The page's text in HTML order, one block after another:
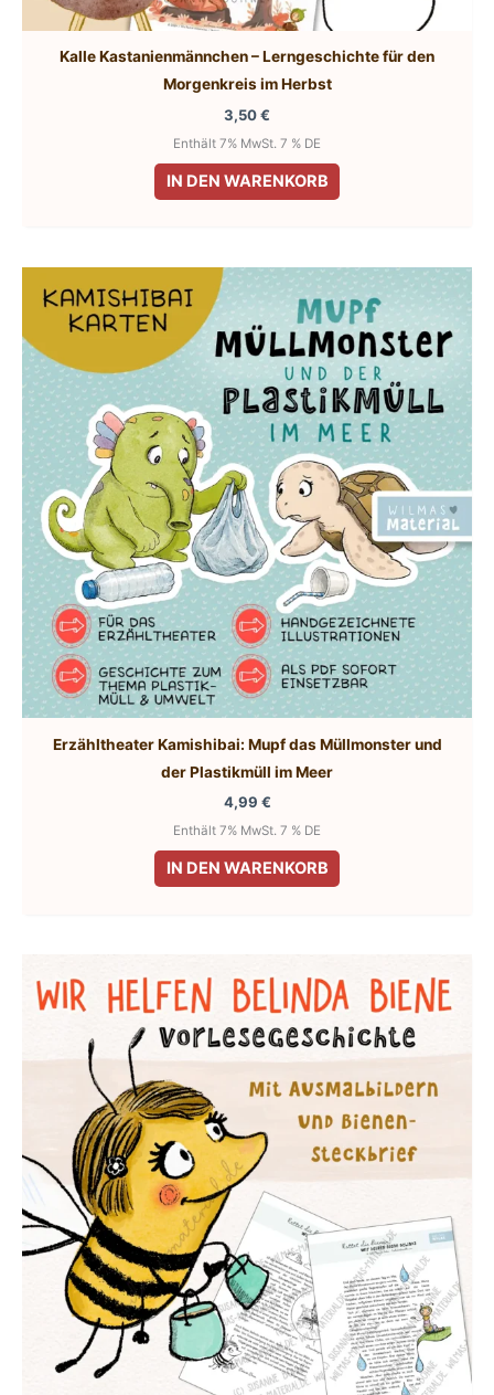
Kalle Kastanienmännchen – Lerngeschichte für den
Morgenkreis im Herbst
3,50€
Enthält 7% MwSt. 7 % DE
IN DEN WARENKORB
Erzähltheater Kamishibai: Mupf das Müllmonster und
der Plastikmüll im Meer
4,99 €
Enthält 7% MwSt. 7 % DE
IN DEN WARENKORB